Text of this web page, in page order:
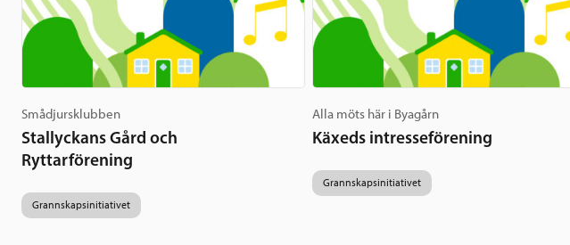
Smådjursklubben
Stallyckans Gård och
Ryttarförening
Grannskapsinitiativet
Alla möts här i Byagårn
Käxeds intresseförening
Grannskapsinitiativet